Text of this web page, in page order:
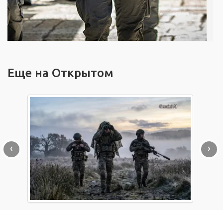
Еще на Открытом
‹ ›